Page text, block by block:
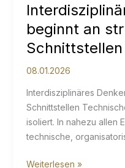
beginnt an
Schnittstellen
08.01.2026
Interdisziplinäres
Schnittstellen
isoliert. In nahezu allen
technische,
Interdisziplinäres
Weiterlesen »